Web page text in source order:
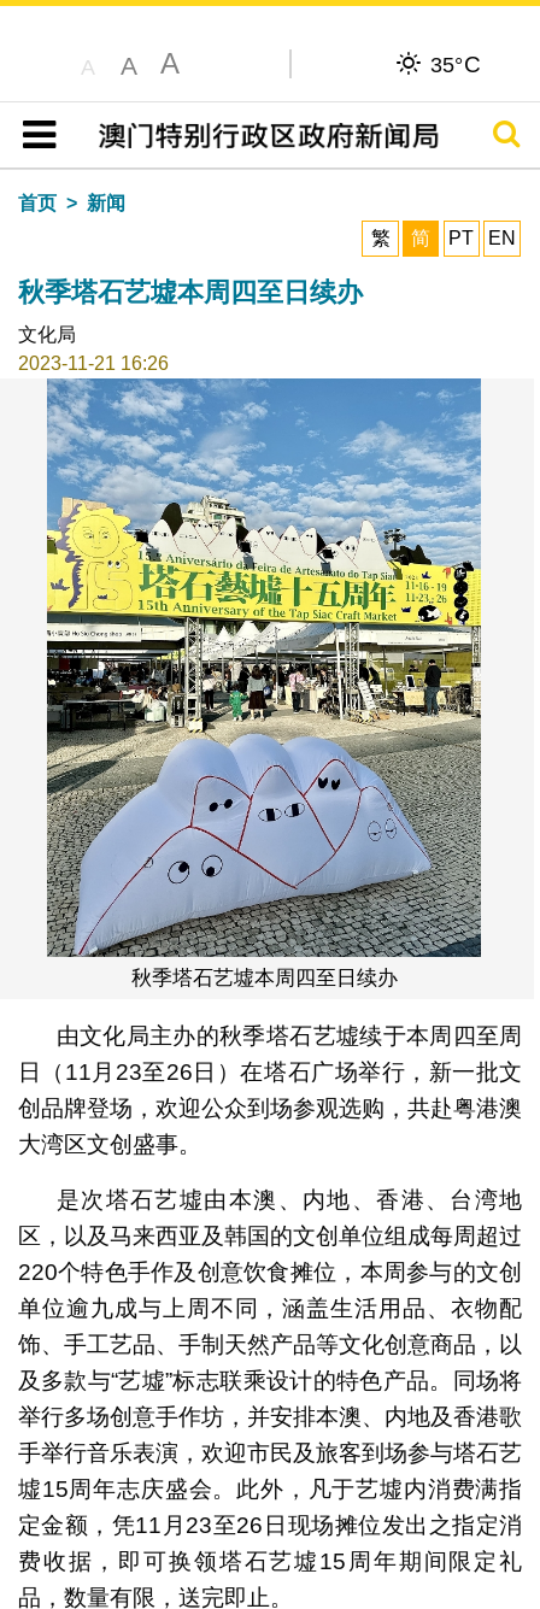
A A A 35°C
目录
搜寻
首页
新闻
繁
简 PT EN
秋季塔石艺墟本周四至日续办
文化局
2023-11-21 16:26
秋季塔石艺墟本周四至日续办
由文化局主办的秋季塔石艺墟续于本周四至周
日（11月23至26日）在塔石广场举行，新一批文
创品牌登场，欢迎公众到场参观选购，共赴粤港澳
大湾区文创盛事。
是次塔石艺墟由本澳、内地、香港、台湾地
区，以及马来西亚及韩国的文创单位组成每周超过
220个特色手作及创意饮食摊位，本周参与的文创
单位逾九成与上周不同，涵盖生活用品、衣物配
饰、手工艺品、手制天然产品等文化创意商品，以
及多款与“艺墟”标志联乘设计的特色产品。同场将
举行多场创意手作坊，并安排本澳、内地及香港歌
手举行音乐表演，欢迎市民及旅客到场参与塔石艺
墟15周年志庆盛会。此外，凡于艺墟内消费满指
定金额，凭11月23至26日现场摊位发出之指定消
费收据，即可换领塔石艺墟15周年期间限定礼
品，数量有限，送完即止。